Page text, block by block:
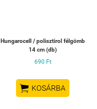
Hungarocell / polisztirol félgömb
14 cm (db)
690 Ft
 KOSÁRBA